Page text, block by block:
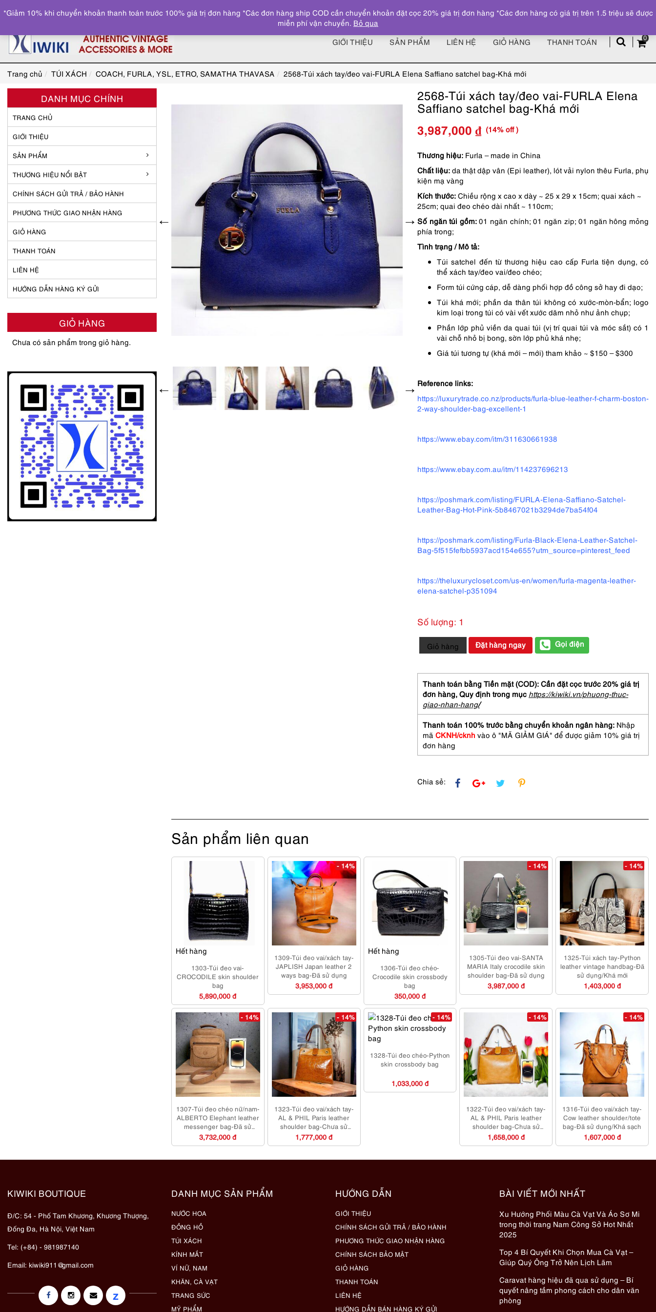
z
0
GIỚI THIỆU SẢN PHẨM LIÊN HỆ GIỎ HÀNG THANH TOÁN
Trang chủ TÚI XÁCH COACH, FURLA, YSL, ETRO, SAMATHA THAVASA 2568-Túi xách tay/đeo vai-FURLA Elena Saffiano satchel bag-Khá mới
2568-Túi xách tay/đeo vai-FURLA Elena
Saffiano satchel bag-Khá mới
Giá
gốc
là:
3,987,000 ₫
Giá
hiện
tại
3,987,000 ₫.
(14% off )
Thương hiệu: Furla – made in China
Chất liệu: da thật dập vân (Epi leather), lót vải nylon thêu Furla, phụ
kiện mạ vàng
Kích thước: Chiều rộng x cao x dày ~ 25 x 29 x 15cm; quai xách ~
25cm; quai đeo chéo dài nhất ~ 110cm;
Số ngăn túi gồm:01 ngăn chính; 01 ngăn zip; 01 ngăn hông mỏng
phía trong;
Tình trạng / Mô tả:
Túi satchel đến từ thương hiệu cao cấp Furla tiện dụng, có
thể xách tay/đeo vai/đeo chéo;
Form túi cứng cáp, dễ dàng phối hợp đồ công sở hay đi dạo;
Túi khá mới; phần da thân túi không có xước-mòn-bẩn; logo
kim loại trong túi có vài vết xước dăm nhỏ như ảnh chụp;
Phần lớp phủ viền da quai túi (vị trí quai túi và móc sắt) có 1
vài chỗ nhỏ bị bong, sờn lớp phủ khá nhẹ;
Giá túi tương tự (khá mới – mới) tham khảo ~ $150 – $300
Reference links:
https://luxurytrade.co.nz/products/furla-blue-leather-f-charm-boston-
2-way-shoulder-bag-excellent-1
https://www.ebay.com/itm/311630661938
https://www.ebay.com.au/itm/114237696213
https://poshmark.com/listing/FURLA-Elena-Saffiano-Satchel-
Leather-Bag-Hot-Pink-5b8467021b3294de7ba54f04
https://poshmark.com/listing/Furla-Black-Elena-Leather-Satchel-
Bag-5f515fefbb5937acd154e655?utm_source=pinterest_feed
https://theluxurycloset.com/us-en/women/furla-magenta-leather-
elena-satchel-p351094
Số lượng: 1
2568-
Túi
tay/
đeo
vai-
FURLA
Elena
Saffiano
satchel
bag-
Khá
lượng
Giỏ hàng Đặt hàng ngay Gọi điện
Thanh toán bằng Tiền mặt (COD): Cần đặt cọc trước 20% giá trị
đơn hàng, Quy định trong mục https://kiwiki.vn/phuong-thuc-
giao-nhan-hang/
Thanh toán 100% trước bằng chuyển khoản ngân hàng: Nhập
mã CKNH/cknh vào ô "MÃ GIẢM GIÁ" để được giảm 10% giá trị
đơn hàng
Chia sẻ:
Sản phẩm liên quan
Hết hàng
1303-Túi đeo vai-
CROCODILE skin shoulder
bag
5,890,000 đ
- 14%
1309-Túi đeo vai/xách tay-
JAPLISH Japan leather 2
ways bag-Đã sử dụng
3,953,000 đ
Hết hàng
1306-Túi đeo chéo-
Crocodile skin crossbody
bag
350,000 đ
- 14%
1305-Túi đeo vai-SANTA
MARIA Italy crocodile skin
shoulder bag-Đã sử dụng
3,987,000 đ
- 14%
1325-Túi xách tay-Python
leather vintage handbag-Đã
sử dụng/Khá mới
1,403,000 đ
- 14%
1307-Túi đeo chéo nữ/nam-
ALBERTO Elephant leather
messenger bag-Đã sử
dụng
3,732,000 đ
- 14%
1323-Túi đeo vai/xách tay-
AL & PHIL Paris leather
shoulder bag-Chưa sử
dụng/Khá sạch
1,777,000 đ
- 14%
1328-Túi đeo chéo-Python
skin crossbody bag
1,033,000 đ
- 14%
1322-Túi đeo vai/xách tay-
AL & PHIL Paris leather
shoulder bag-Chưa sử
dụng/Khá sạch
1,658,000 đ
- 14%
1316-Túi đeo vai/xách tay-
Cow leather shoulder/tote
bag-Đã sử dụng/Khá sạch
1,607,000 đ
DANH MỤC CHÍNH
TRANG CHỦ
GIỚI THIỆU
SẢN PHẨM
THƯƠNG HIỆU NỔI BẬT
CHÍNH SÁCH GỬI TRẢ / BẢO HÀNH
PHƯƠNG THỨC GIAO NHẬN HÀNG
GIỎ HÀNG
THANH TOÁN
LIÊN HỆ
HƯỚNG DẪN HÀNG KÝ GỬI
GIỎ HÀNG
Chưa có sản phẩm trong giỏ hàng.
KIWIKI BOUTIQUE
Đ/C: 54 - Phố Tam Khương, Khương Thượng,
Đống Đa, Hà Nội, Việt Nam
Tel: (+84) - 981987140
Email: kiwiki911@gmail.com
z
DANH MỤC SẢN PHẨM
NƯỚC HOA
ĐỒNG HỒ
TÚI XÁCH
KÍNH MẮT
VÍ NỮ, NAM
KHĂN, CÀ VẠT
TRANG SỨC
MỸ PHẨM
HƯỚNG DẪN
GIỚI THIỆU
CHÍNH SÁCH GỬI TRẢ / BẢO HÀNH
PHƯƠNG THỨC GIAO NHẬN HÀNG
CHÍNH SÁCH BẢO MẬT
GIỎ HÀNG
THANH TOÁN
LIÊN HỆ
HƯỚNG DẪN BÁN HÀNG KÝ GỬI
BÀI VIẾT MỚI NHẤT
Xu Hướng Phối Màu Cà Vạt Và Áo Sơ Mi
trong thời trang Nam Công Sở Hot Nhất
2025
Top 4 Bí Quyết Khi Chọn Mua Cà Vạt –
Giúp Quý Ông Trở Nên Lịch Lãm
Caravat hàng hiệu đã qua sử dụng – Bí
quyết nâng tầm phong cách cho dân văn
phòng
*Giảm 10% khi chuyển khoản thanh toán trước 100% giá trị đơn hàng *Các đơn hàng ship COD cần chuyển khoản đặt cọc 20% giá trị đơn hàng *Các đơn hàng có giá trị trên 1.5 triệu sẽ được
miễn phí vận chuyển. Bỏ qua